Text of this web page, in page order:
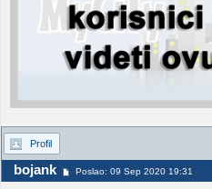
Profil
bojank Poslao: 09 Sep 2020 19:31